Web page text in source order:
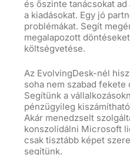
és őszinte tanácsokat
a kiadásokat. Egy jó
problémákat. Segít
megalapozott
költségvetése.
Az EvolvingDesk-nél
soha nem szabad fekete
Segítünk a
pénzügyileg
Akár menedzselt
konszolidálni Microsoft
csak tisztább képet
segítünk.